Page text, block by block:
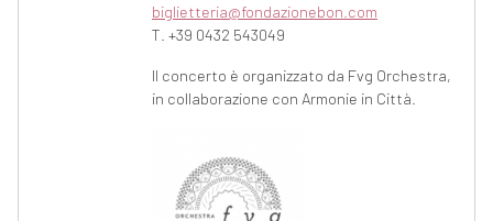
biglietteria@fondazionebon.com
T. +39 0432 543049
Il concerto è organizzato da Fvg Orchestra,
in collaborazione con Armonie in Città.